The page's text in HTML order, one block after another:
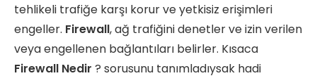
tehlikeli trafiğe karşı korur ve yetkisiz erişimleri
engeller. Firewall, ağ trafiğini denetler ve izin verilen
veya engellenen bağlantıları belirler. Kısaca
Firewall Nedir ? sorusunu tanımladıysak hadi